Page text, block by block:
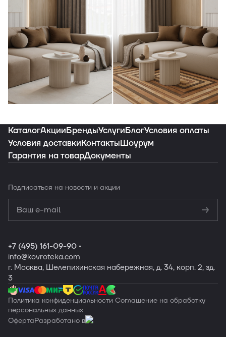
ваш интерьер
Заказать подборку
КаталогАкцииБрендыУслугиБлогУсловия оплаты
Условия доставкиКонтактыШоурум
Гарантия на товарДокументы
Подписаться на новости и акции
конфиденциальности
Обработку
персональных данных
+7 (495) 161-09-90
info@kovroteka.com
г. Москва, Шелепихинская набережная, д. 34, корп. 2, зд.
3
Политика конфиденциальности Соглашение на обработку
персональных данных
ОфертаРазработано в